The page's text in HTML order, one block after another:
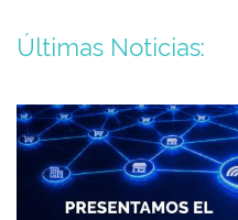
Últimas Noticias: